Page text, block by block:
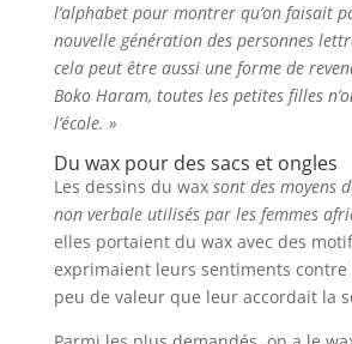
l’alphabet pour montrer qu’on faisait
nouvelle génération des personnes
cela peut être aussi une forme de
Boko Haram, toutes les petites filles
l’école. »
Du wax pour des sacs et ongles
Les dessins du wax sont des moyens
non verbale utilisés par les femmes
elles portaient du wax avec des
exprimaient leurs sentiments contre
peu de valeur que leur accordait la